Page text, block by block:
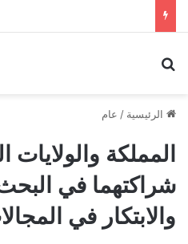
الرئيسية / عام
المملكة
شراكتهما في
والابتكار في